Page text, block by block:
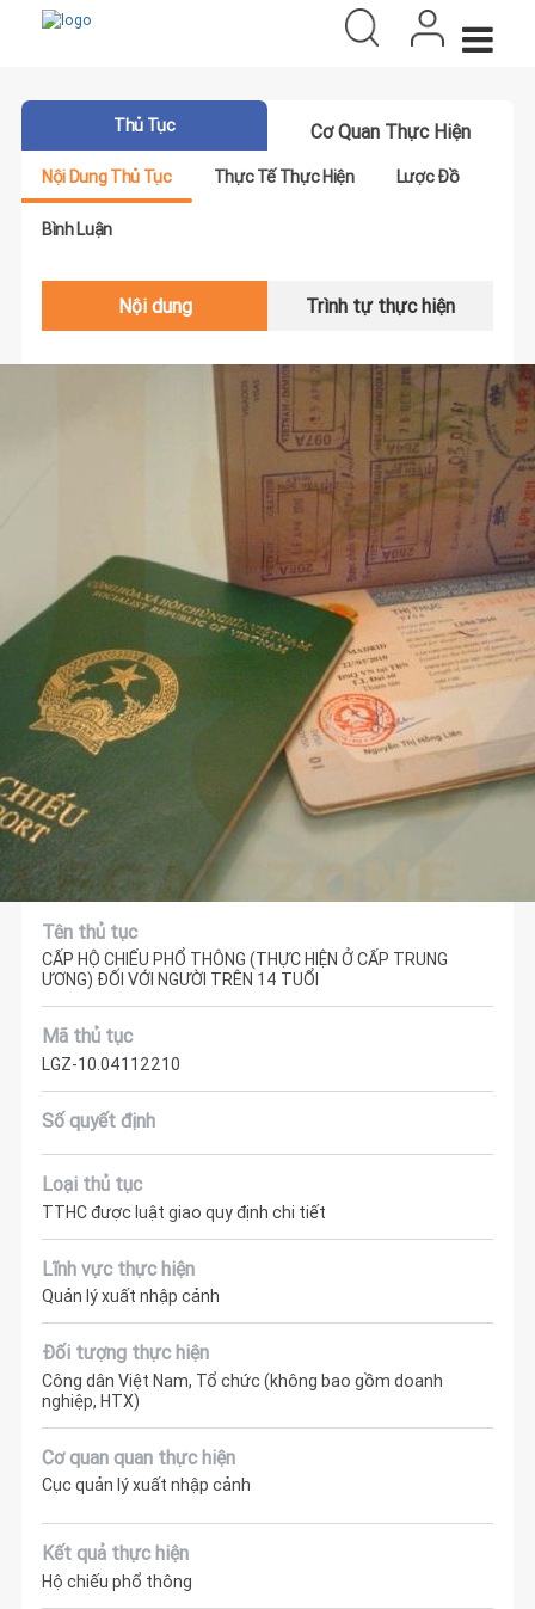
Thủ Tục Cơ Quan Thực Hiện
Nội Dung Thủ Tục Thực Tế Thực Hiện Lược Đồ
Bình Luận
Nội dung Trình tự thực hiện
Tên thủ tục
CẤP HỘ CHIẾU PHỔ THÔNG (THỰC HIỆN Ở CẤP TRUNG
ƯƠNG) ĐỐI VỚI NGƯỜI TRÊN 14 TUỔI
Mã thủ tục
LGZ-10.04112210
Số quyết định
Loại thủ tục
TTHC được luật giao quy định chi tiết
Lĩnh vực thực hiện
Quản lý xuất nhập cảnh
Đối tượng thực hiện
Công dân Việt Nam, Tổ chức (không bao gồm doanh
nghiệp, HTX)
Cơ quan quan thực hiện
Cục quản lý xuất nhập cảnh
Kết quả thực hiện
Hộ chiếu phổ thông